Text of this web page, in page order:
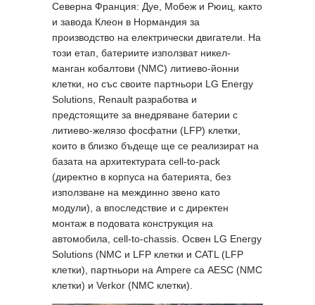
Северна Франция: Дуе, Мобеж и Рюиц, както
и завода Клеон в Нормандия за
производство на електрически двигатели. На
този етап, батериите използват никел-
манган кобалтови (NMC) литиево-йонни
клетки, но със своите партньори LG Energy
Solutions, Renault разработва и
предстоящите за внедряване батерии с
литиево-желязо фосфатни (LFP) клетки,
които в близко бъдеще ще се реализират на
базата на архитектурата cell-to-pack
(директно в корпуса на батерията, без
използване на междинно звено като
модули), а впоследствие и с директен
монтаж в подовата конструкция на
автомобила, cell-to-chassis. Освен LG Energy
Solutions (NMC и LFP клетки и CATL (LFP
клетки), партньори на Ampere са AESC (NMC
клетки) и Verkor (NMC клетки).